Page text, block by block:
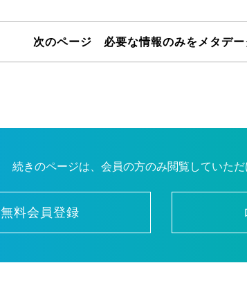
次のページ 必要な情報のみをメタデー
続きのページは、会員の方のみ閲覧していただ
無料会員登録